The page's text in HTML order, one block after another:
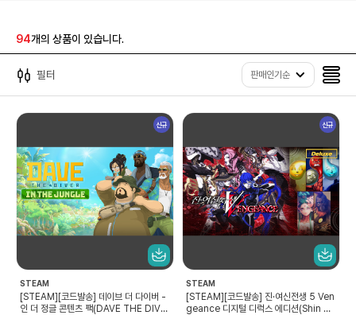
94개의 상품이 있습니다.
필터 판매인기순
신규
STEAM
[STEAM][코드발송] 데이브 더 다이버 -
인 더 정글 콘텐츠 팩(DAVE THE DIVE
신규
STEAM
[STEAM][코드발송] 진·여신전생 5 Ven
geance 디지털 디럭스 에디션(Shin M